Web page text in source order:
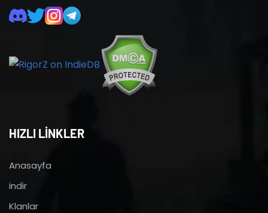
HIZLI LİNKLER
Anasayfa
indir
Klanlar